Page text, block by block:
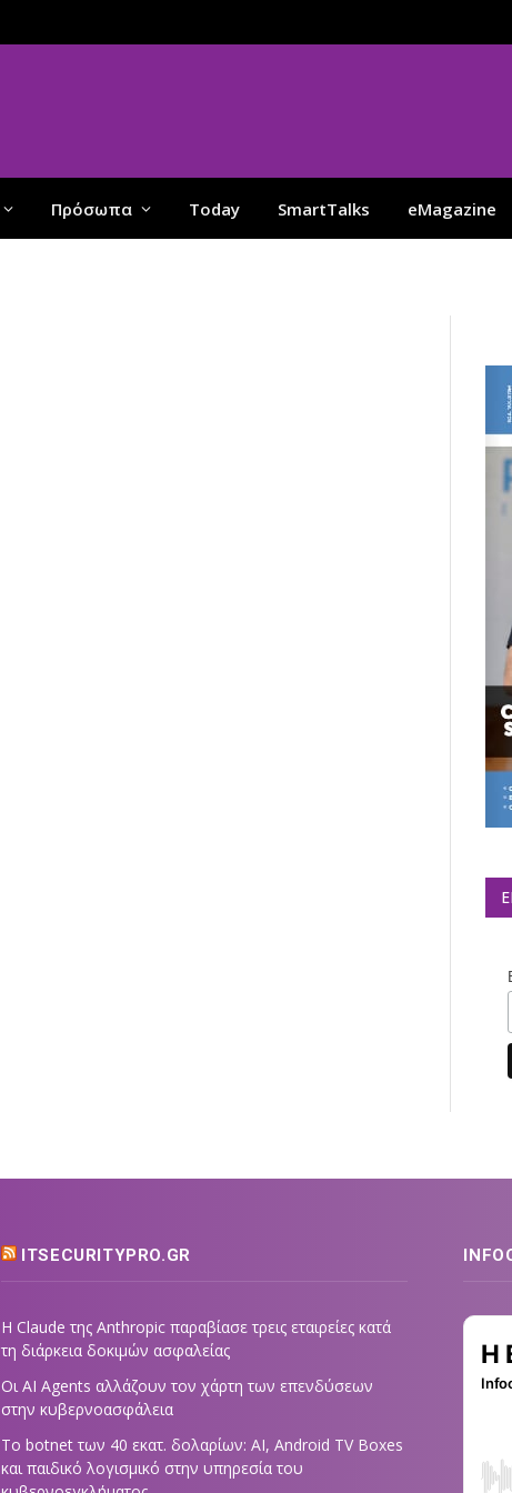
Πρόσωπα Today SmartTalks eMagazine
ITSECURITYPRO.GR
Η Claude της Anthropic παραβίασε τρεις εταιρείες κατά
τη διάρκεια δοκιμών ασφαλείας
Οι AI Agents αλλάζουν τον χάρτη των επενδύσεων
στην κυβερνοασφάλεια
Το botnet των 40 εκατ. δολαρίων: AI, Android TV Boxes
και παιδικό λογισμικό στην υπηρεσία του